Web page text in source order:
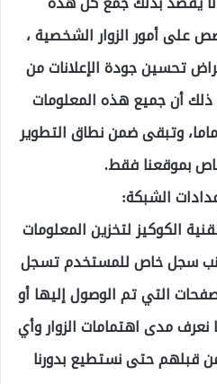
على أمور الزوار الشخصية ،
تحسين جودة الإعلانات من
أن جميع هذه المعلومات
وتبقى ضمن نطاق التطوير
بموقعنا فقط.
الشبكة:
الكوكيز لتخزين المعلومات
سجل خاص للمستخدم تسجل
التي تم الوصول إليها أو
نعرف مدى اهتمامات الزوار وأي
قبلهم حتى نستطيع بدورنا